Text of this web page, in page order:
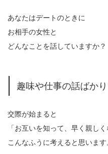
あなたはデートのときに
お相手の女性と
どんなことを話していますか？
趣味や仕事の話ばか
交際が始まると
「お互いを知って、早く親しく
こんなふうに考えると思います